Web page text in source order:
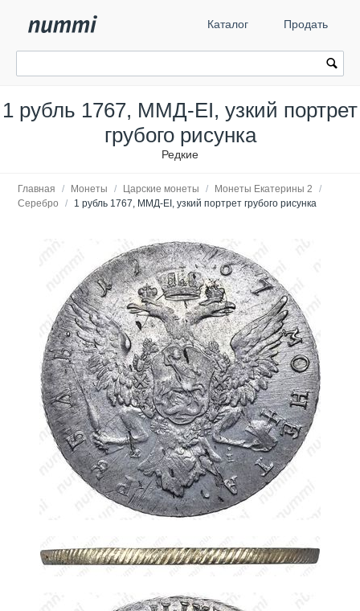
Каталог Продать
1 рубль 1767, ММД-EI, узкий портрет
грубого рисунка
Редкие
Главная / Монеты / Царские монеты / Монеты Екатерины 2
/
Серебро
/ 1 рубль 1767, ММД-EI, узкий портрет грубого рисунка